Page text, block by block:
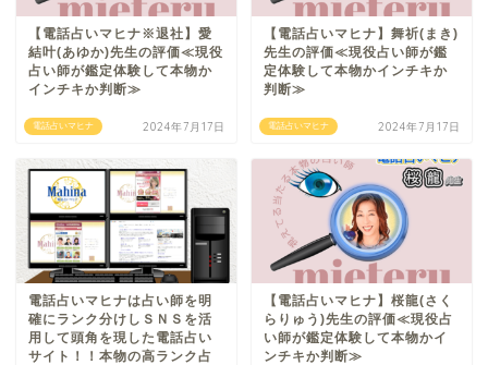
電話占いマヒナ
【電話占いマヒナ※退社】愛
結叶(あゆか)先生の評価≪現役
占い師が鑑定体験して本物か
インチキか判断≫
2024年7月17日 電話占いマヒナ
【電話占いマヒナ】舞祈(まき)
先生の評価≪現役占い師が鑑
定体験して本物かインチキか
判断≫
2024年7月17日
電話占いマヒナは占い師を明
確にランク分けしＳＮＳを活
用して頭角を現した電話占い
サイト！！本物の高ランク占
【電話占いマヒナ】桜龍(さく
らりゅう)先生の評価≪現役占
い師が鑑定体験して本物かイ
ンチキか判断≫